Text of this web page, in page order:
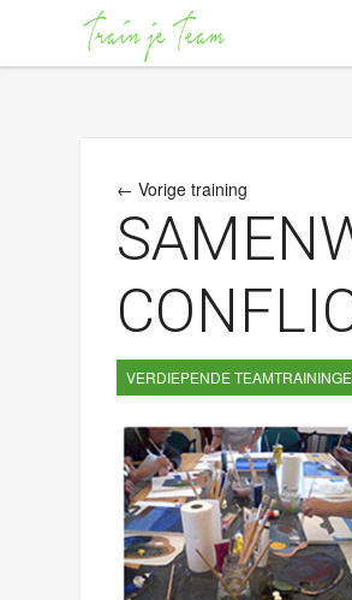
← Vorige training
VERDIEPENDE